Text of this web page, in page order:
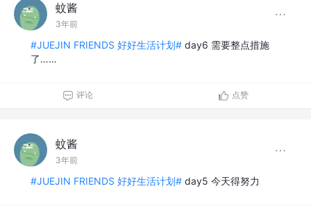
蚊酱
3年前
#JUEJIN FRIENDS 好好生活计划# day6 需要整点措施
了……
评论 点赞
蚊酱
3年前
#JUEJIN FRIENDS 好好生活计划# day5 今天得努力